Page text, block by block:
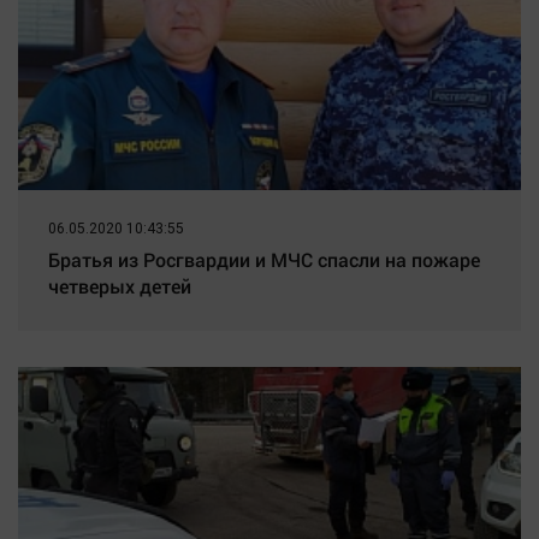
Обсуждаем
Отдых
Персона
Последняя инстанция
Светская жизнь
Тенденции
Точка на карте
06.05.2020 10:43:55
Братья из Росгвардии и МЧС спасли на пожаре
четверых детей